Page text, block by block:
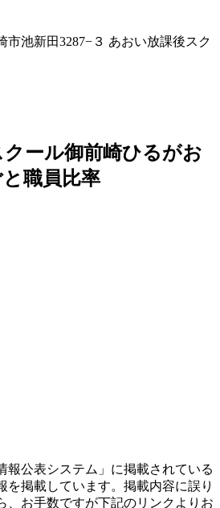
市池新田3287−３ あおい放課後スク
ール御前崎ひるがお
職員比率
報公表システム」に掲載されている
を掲載しています。掲載内容に誤り
、お手数ですが下記のリンクよりお